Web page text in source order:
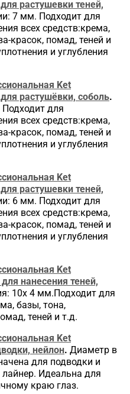
растушевки теней,
7 мм. Подходит для
всех средств:крема,
красок, помад, теней и
и углубления
Ket
растушёвки, соболь.
для
всех средств:крема,
красок, помад, теней и
и углубления
Ket
растушевки теней,
6 мм. Подходит для
всех средств:крема,
красок, помад, теней и
и углубления
Ket
нанесения теней,
10х 4 мм.Подходит для
базы, тона,
теней и т.д.
Ket
нейлон. Диаметр в
для подводки и
Идеальна для
краю глаз.